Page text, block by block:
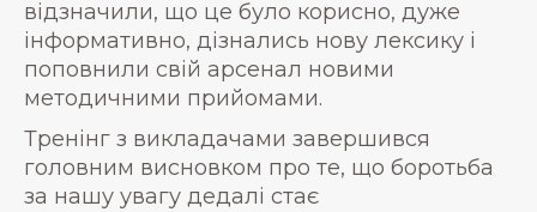
відзначили, що це було корисно, дуже
інформативно, дізнались нову лексику і
поповнили свій арсенал новими
методичними прийомами.
Тренінг з викладачами завершився
головним висновком про те, що боротьба
за нашу увагу дедалі стає